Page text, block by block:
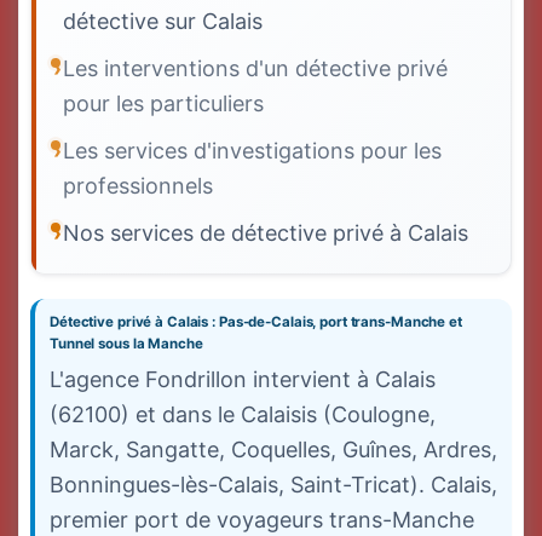
détective sur Calais
Les interventions d'un détective privé
pour les particuliers
Les services d'investigations pour les
professionnels
Nos services de détective privé à Calais
Détective privé à Calais : Pas-de-Calais, port trans-Manche et
Tunnel sous la Manche
L'agence Fondrillon intervient à Calais
(62100) et dans le Calaisis (Coulogne,
Marck, Sangatte, Coquelles, Guînes, Ardres,
Bonningues-lès-Calais, Saint-Tricat). Calais,
premier port de voyageurs trans-Manche